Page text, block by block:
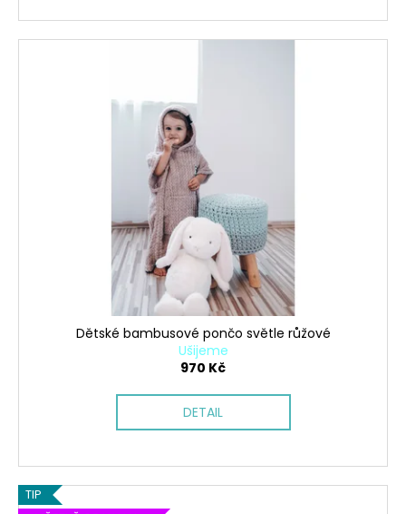
Dětské bambusové pončo světle růžové
Ušijeme
970 Kč
DETAIL
TIP